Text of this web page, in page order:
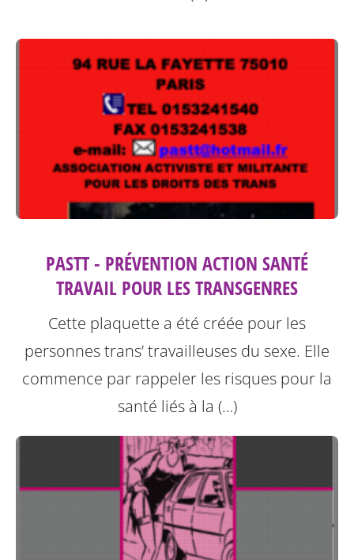
PASTT - PRÉVENTION ACTION SANTÉ
TRAVAIL POUR LES TRANSGENRES
Cette plaquette a été créée pour les
personnes trans’ travailleuses du sexe. Elle
commence par rappeler les risques pour la
santé liés à la (…)